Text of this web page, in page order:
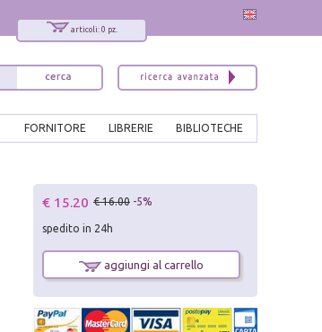
articoli: 0 pz.
BIBLIOTECHE
LIBRERIE
FORNITORE
€ 15.20 € 16.00 -5%
spedito in 24h
aggiungi al carrello
x
ai nostri libri?
delle nostre novità, potrai
cancellarti quando desideri.
di iscrizione